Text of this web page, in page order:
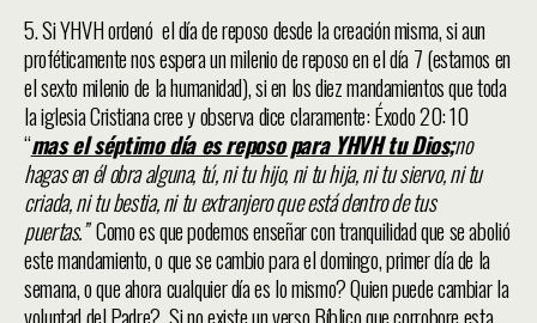
5. Si YHVH ordenó el día de reposo desde la creación misma, si aun
proféticamente nos espera un milenio de reposo en el día 7 (estamos en
el sexto milenio de la humanidad), si en los diez mandamientos que toda
la iglesia Cristiana cree y observa dice claramente: Éxodo 20: 10
“mas el séptimo día es reposo para YHVH tu Dios;no
hagas en él obra alguna, tú, ni tu hijo, ni tu hija, ni tu siervo, ni tu
criada, ni tu bestia, ni tu extranjero que está dentro de tus
puertas.”Como es que podemos enseñar con tranquilidad que se abolió
este mandamiento, o que se cambio para el domingo, primer día de la
semana, o que ahora cualquier día es lo mismo? Quien puede cambiar la
voluntad del Padre? Si no existe un verso Bíblico que corrobore esta